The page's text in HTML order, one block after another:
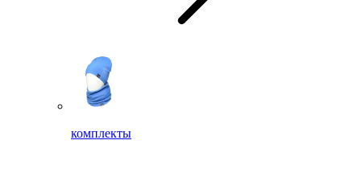
комплекты